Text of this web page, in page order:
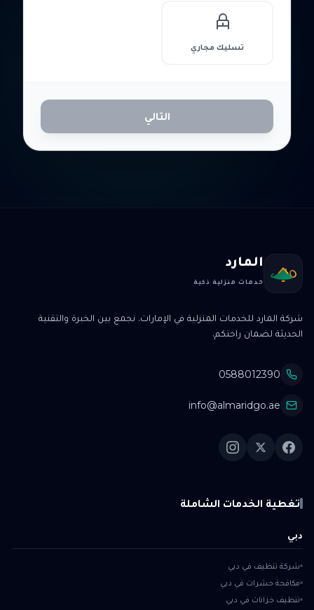
تسليك مجاري
التالي
المارد
خدمات منزلية ذكية
شركة المارد للخدمات المنزلية في الإمارات. نجمع بين الخبرة والتقنية
الحديثة لضمان راحتكم.
0588012390
info@almaridgo.ae
تغطية الخدمات الشاملة
دبي
شركة تنظيف في دبي
مكافحة حشرات في دبي
تنظيف خزانات في دبي